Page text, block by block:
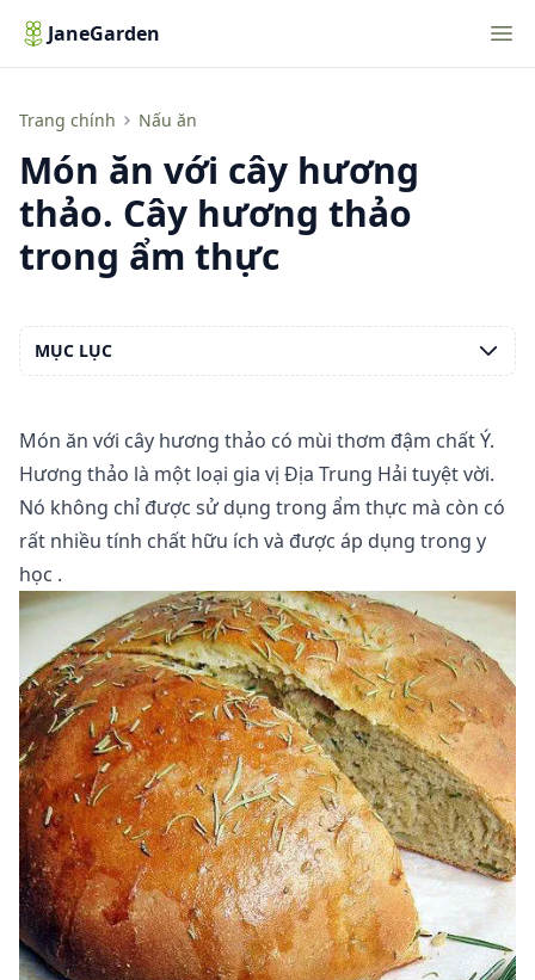
JaneGarden
Trang chính Nấu ăn
Món ăn với cây hương thảo. Cây hương thảo trong ẩm thực
Món ăn với cây hương
thảo. Cây hương thảo
trong ẩm thực
Món ăn với cây hương thảo có mùi thơm đậm chất Ý.
Hương thảo là một loại gia vị Địa Trung Hải tuyệt vời.
Nó không chỉ được sử dụng trong ẩm thực mà còn có
rất nhiều tính chất hữu ích và được áp dụng trong y
học .
MỤC LỤC